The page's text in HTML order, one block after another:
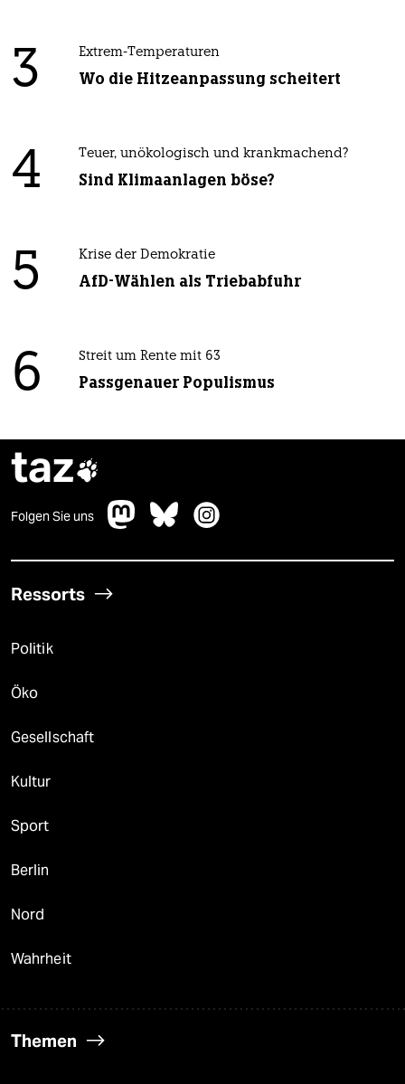
3 Extrem-Temperaturen
Wo die Hitzeanpassung scheitert
4 Teuer, unökologisch und krankmachend?
Sind Klimaanlagen böse?
5 Krise der Demokratie
AfD-Wählen als Triebabfuhr
6 Streit um Rente mit 63
Passgenauer Populismus
taz
Folgen Sie uns
Ressorts
Politik
Öko
Gesellschaft
Kultur
Sport
Berlin
Nord
Wahrheit
Themen